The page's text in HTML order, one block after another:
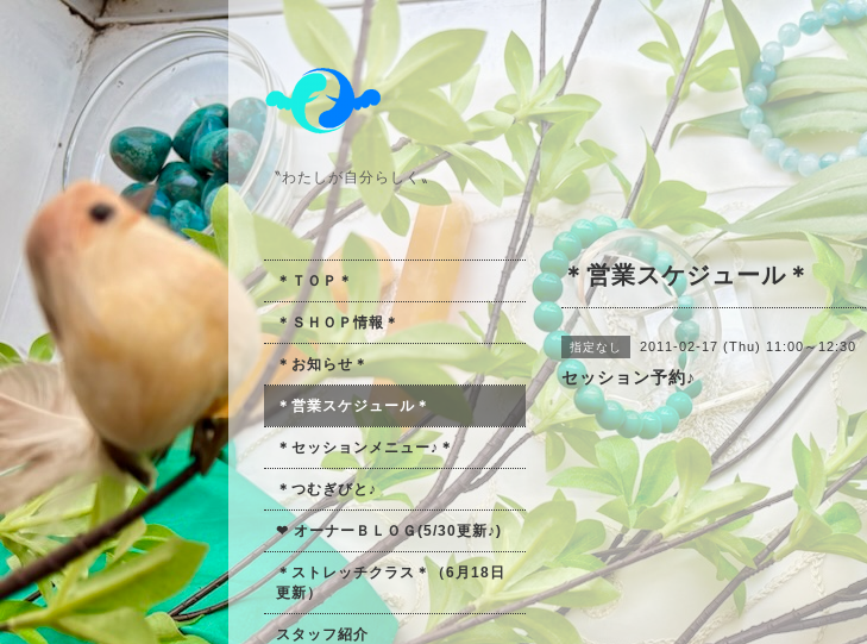
〝わたしが自分らしく〟
＊営業スケジュール＊
指定なし 2011-02-17 (Thu) 11:00～12:30
セッション予約♪
＊ＴＯＰ＊
＊ＳＨＯＰ情報＊
＊お知らせ＊
＊営業スケジュール＊
＊セッションメニュー♪＊
＊つむぎびと♪
❤ オーナーＢＬＯＧ(5/30更新♪)
＊ストレッチクラス＊（6月18日
更新）
スタッフ紹介